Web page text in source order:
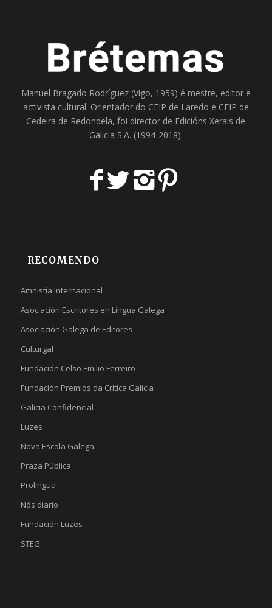
Manuel Bragado Rodríguez (Vigo, 1959) é mestre, editor e
activista cultural. Orientador do CEIP de Laredo e CEIP de
Cedeira de Redondela, foi director de Edicións Xerais de
Galicia S.A. (1994-2018).
RECOMENDO
Amnistía Internacional
Asociación Escritores en Lingua Galega
Asociación Galega de Editores
Culturgal
Fundación Celso Emilio Ferreiro
Fundación Premios da Crítica Galicia
Galicia Confidencial
Luzes
Nova Escola Galega
Praza Pública
Prolingua
Nós diario
Fundación Luzes
STEG